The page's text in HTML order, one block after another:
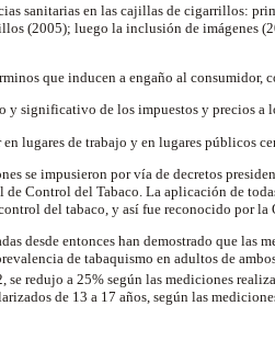
sanitarias en las cajillas de cigarrillos:
(2005); luego la inclusión de imágenes
que inducen a engaño al consumidor,
significativo de los impuestos y precios a
lugares de trabajo y en lugares públicos
se impusieron por vía de decretos
Control del Tabaco. La aplicación de
del tabaco, y así fue reconocido por la
desde entonces han demostrado que las
de tabaquismo en adultos de
se redujo a 25% según las mediciones
de 13 a 17 años, según las